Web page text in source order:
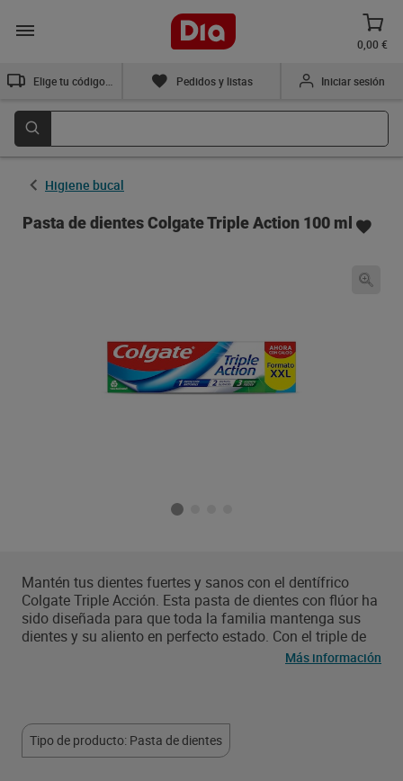
0,00 €
Pedidos y listas Iniciar sesión
Higiene bucal
Pasta de dientes Colgate Triple Action 100 ml
Mantén tus dientes fuertes y sanos con el dentífrico
Colgate Triple Acción. Esta pasta de dientes con flúor ha
sido diseñada para que toda la familia mantenga sus
dientes y su aliento en perfecto estado. Con el triple de
beneficios en una sola pasta de dientes, sabes que estás
razones para seguir sonriendo con Colgate.
Más información
Tipo de producto: Pasta de dientes